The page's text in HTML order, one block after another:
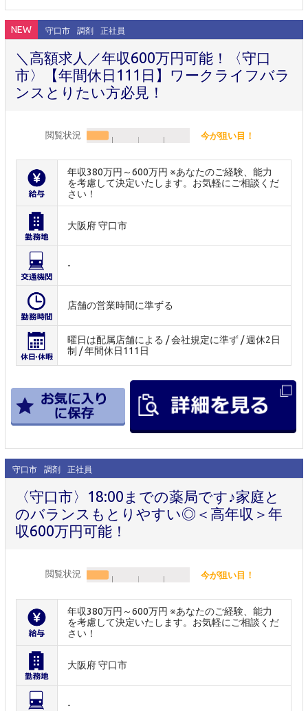
NEW 守口市 調剤 正社員
＼高額求人／年収600万円可能！〈守口
市〉【年間休日111日】ワークライフバラ
ンスとりたい方必見！
閲覧状況 今が狙い目！
年収380万円～600万円 ※あなたのご経験、能力
を考慮して決定いたします。お気軽にご相談くだ
さい！
大阪府 守口市
-
店舗の営業時間に準ずる
曜日は配属店舗による / 会社規定に準ず / 週休2日
制 / 年間休日111日
守口市 調剤 正社員
〈守口市〉18:00までの薬局です♪家庭と
のバランスもとりやすい◎＜高年収＞年
収600万円可能！
閲覧状況 今が狙い目！
年収380万円～600万円 ※あなたのご経験、能力
を考慮して決定いたします。お気軽にご相談くだ
さい！
大阪府 守口市
-